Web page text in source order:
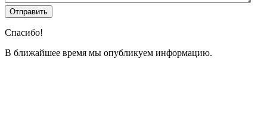
Спасибо!
В ближайшее время мы опубликуем информацию.